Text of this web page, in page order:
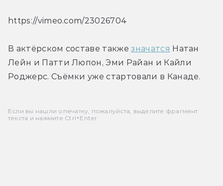
https://vimeo.com/23026704
В актёрском составе также значатся Натан
Лейн и Патти Люпон, Эми Райан и Кайли
Роджерс. Съёмки уже стартовали в Канаде.
Если вы нашли опечатку, пожалуйста, выделите фрагмент
текста и нажмите Ctrl+Enter.